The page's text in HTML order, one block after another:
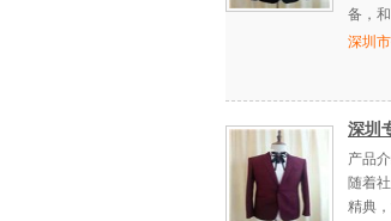
备，
深圳
深圳
产品介
随着
精典